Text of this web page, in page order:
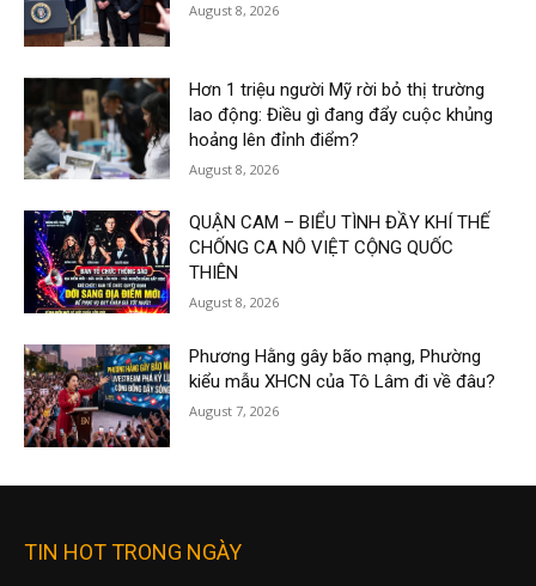
August 8, 2026
Hơn 1 triệu người Mỹ rời bỏ thị trường
lao động: Điều gì đang đẩy cuộc khủng
hoảng lên đỉnh điểm?
August 8, 2026
QUẬN CAM – BIỂU TÌNH ĐẦY KHÍ THẾ
CHỐNG CA NÔ VIỆT CỘNG QUỐC
THIÊN
August 8, 2026
Phương Hằng gây bão mạng, Phường
kiểu mẫu XHCN của Tô Lâm đi về đâu?
August 7, 2026
TIN HOT TRONG NGÀY